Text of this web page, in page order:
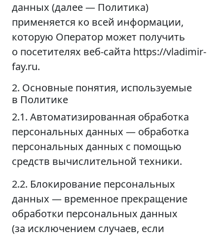
данных (далее — Политика)
применяется ко всей информации,
которую Оператор может получить
о посетителях веб-сайта https://vladimir-
fay.ru.
2. Основные понятия, используемые
в Политике
2.1. Автоматизированная обработка
персональных данных — обработка
персональных данных с помощью
средств вычислительной техники.
2.2. Блокирование персональных
данных — временное прекращение
обработки персональных данных
(за исключением случаев, если